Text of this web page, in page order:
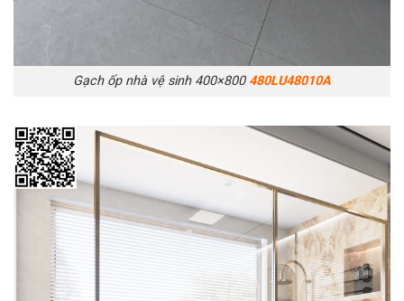
Gạch ốp nhà vệ sinh 400×800 480LU48010A